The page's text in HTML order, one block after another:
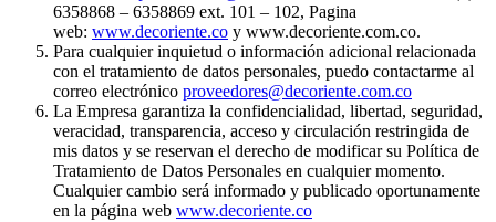
6358868 – 6358869 ext. 101 – 102, Pagina
web: www.decoriente.co y www.decoriente.com.co.
Para cualquier inquietud o información adicional relacionada
con el tratamiento de datos personales, puedo contactarme al
correo electrónico proveedores@decoriente.com.co
La Empresa garantiza la confidencialidad, libertad, seguridad,
veracidad, transparencia, acceso y circulación restringida de
mis datos y se reservan el derecho de modificar su Política de
Tratamiento de Datos Personales en cualquier momento.
Cualquier cambio será informado y publicado oportunamente
en la página web www.decoriente.co